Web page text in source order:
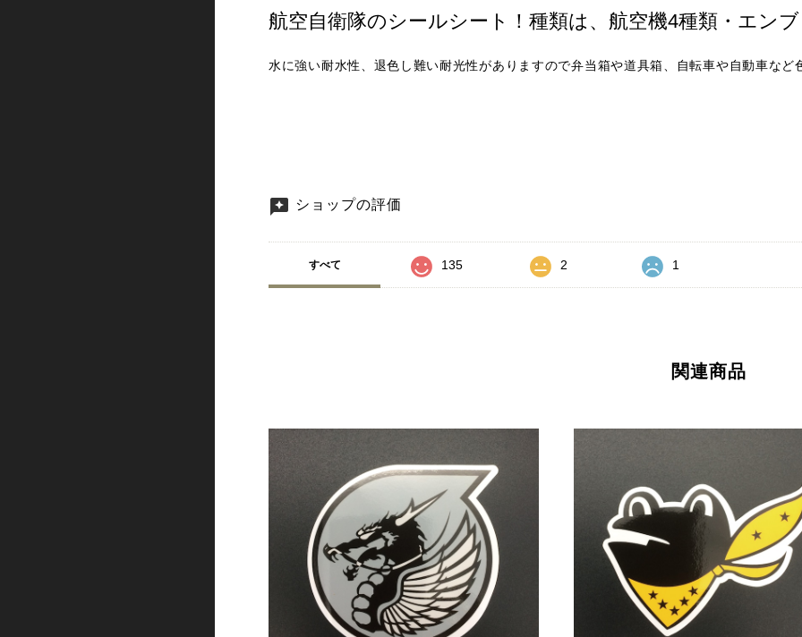
航空自衛隊のシールシート！種類は、航空機4種類・エン
水に強い耐水性、退色し難い耐光性がありますので弁当箱や道具箱、自転車や自動車など
ショップの評価
すべて 135 2 1
関連商品